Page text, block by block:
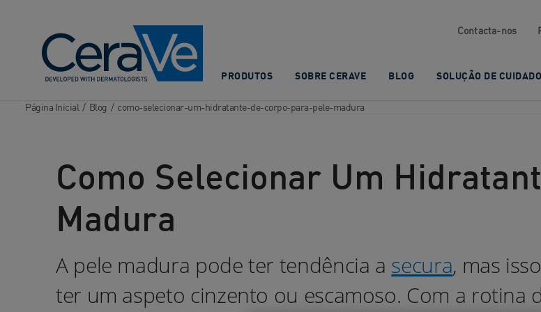
Contacta-nos
PRODUTOS SOBRE CERAVE BLOG SOLUÇÃO DE
Página Inicial / Blog / como-selecionar-um-hidratante-de-corpo-para-pele-madura
Como Selecionar Um
Madura
A pele madura pode ter tendência a secura, mas
ter um aspeto cinzento ou escamoso. Com a rotina